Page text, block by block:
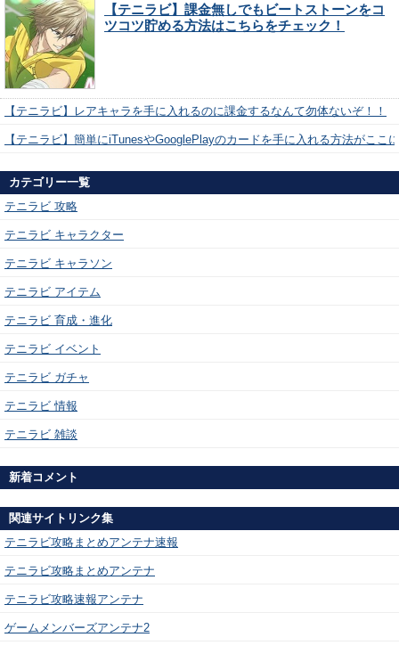
【テニラビ】課金無しでもビートストーンをコ
ツコツ貯める方法はこちらをチェック！
【テニラビ】レアキャラを手に入れるのに課金するなんて勿体ないぞ！！
【テニラビ】簡単にiTunesやGooglePlayのカードを手に入れる方法がここ
カテゴリー一覧
テニラビ 攻略
テニラビ キャラクター
テニラビ キャラソン
テニラビ アイテム
テニラビ 育成・進化
テニラビ イベント
テニラビ ガチャ
テニラビ 情報
テニラビ 雑談
新着コメント
関連サイトリンク集
テニラビ攻略まとめアンテナ速報
テニラビ攻略まとめアンテナ
テニラビ攻略速報アンテナ
ゲームメンバーズアンテナ2